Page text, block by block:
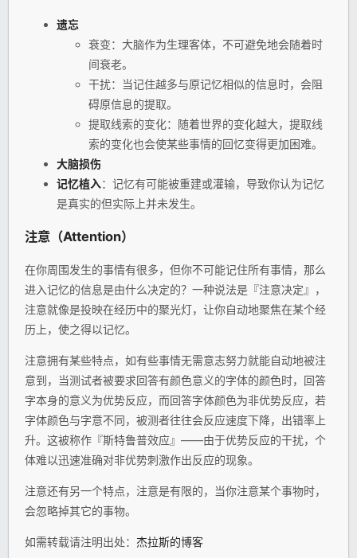
遗忘
衰变：大脑作为生理客体，不可避免地会随着时
间衰老。
干扰：当记住越多与原记忆相似的信息时，会阻
碍原信息的提取。
提取线索的变化：随着世界的变化越大，提取线
索的变化也会使某些事情的回忆变得更加困难。
大脑损伤
记忆植入：记忆有可能被重建或灌输，导致你认为记忆
是真实的但实际上并未发生。
注意（Attention）
在你周围发生的事情有很多，但你不可能记住所有事情，那么
进入记忆的信息是由什么决定的？一种说法是『注意决定』，
注意就像是投映在经历中的聚光灯，让你自动地聚焦在某个经
历上，使之得以记忆。
注意拥有某些特点，如有些事情无需意志努力就能自动地被注
意到，当测试者被要求回答有颜色意义的字体的颜色时，回答
字本身的意义为优势反应，而回答字体颜色为非优势反应，若
字体颜色与字意不同，被测者往往会反应速度下降，出错率上
升。这被称作『斯特鲁普效应』——由于优势反应的干扰，个
体难以迅速准确对非优势刺激作出反应的现象。
注意还有另一个特点，注意是有限的，当你注意某个事物时，
会忽略掉其它的事物。
如需转载请注明出处： 杰拉斯的博客